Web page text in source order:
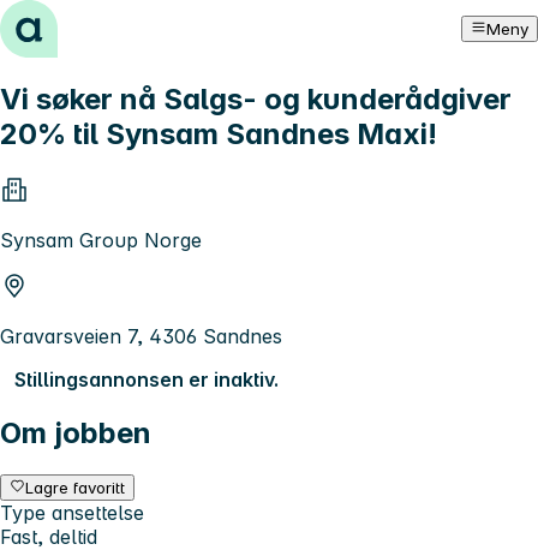
Hopp til innhold Meny
Vi søker nå Salgs- og kunderådgiver
20% til Synsam Sandnes Maxi!
Synsam Group Norge
Gravarsveien 7, 4306 Sandnes
Stillingsannonsen er inaktiv.
Om jobben
Lagre favoritt
Type ansettelse
Fast, deltid